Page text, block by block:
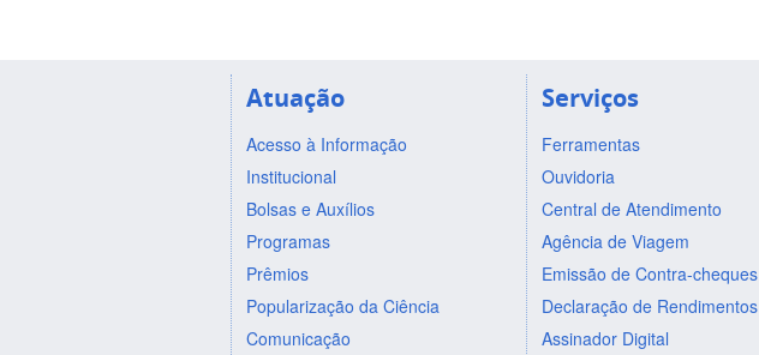
Atuação
Acesso à Informação
Institucional
Bolsas e Auxílios
Programas
Prêmios
Popularização da Ciência
Comunicação
Serviços
Ferramentas
Ouvidoria
Central de Atendimento
Agência de Viagem
Emissão de Contra-cheques
Declaração de Rendimentos
Assinador Digital